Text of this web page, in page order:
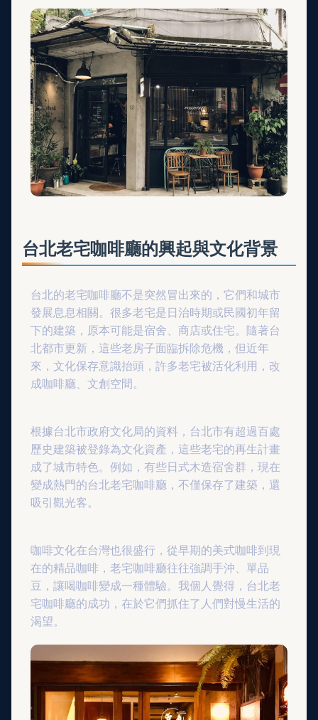
台北老宅咖啡廳的興起與文化背景
台北的老宅咖啡廳不是突然冒出來的，它們和城市
發展息息相關。很多老宅是日治時期或民國初年留
下的建築，原本可能是宿舍、商店或住宅。隨著台
北都市更新，這些老房子面臨拆除危機，但近年
來，文化保存意識抬頭，許多老宅被活化利用，改
成咖啡廳、文創空間。
根據台北市政府文化局的資料，台北市有超過百處
歷史建築被登錄為文化資產，這些老宅的再生計畫
成了城市特色。例如，有些日式木造宿舍群，現在
變成熱門的台北老宅咖啡廳，不僅保存了建築，還
吸引觀光客。
咖啡文化在台灣也很盛行，從早期的美式咖啡到現
在的精品咖啡，老宅咖啡廳往往強調手沖、單品
豆，讓喝咖啡變成一種體驗。我個人覺得，台北老
宅咖啡廳的成功，在於它們抓住了人們對慢生活的
渴望。